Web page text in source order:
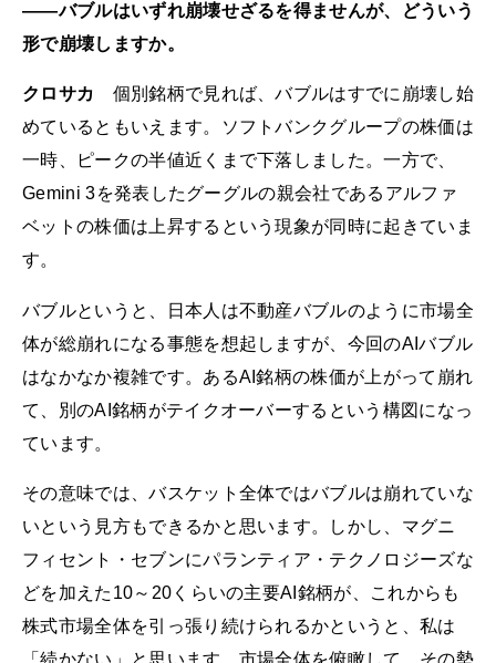
――バブルはいずれ崩壊せざるを得ませんが、どういう
形で崩壊しますか。
クロサカ 個別銘柄で見れば、バブルはすでに崩壊し始
めているともいえます。ソフトバンクグループの株価は
一時、ピークの半値近くまで下落しました。一方で、
Gemini 3を発表したグーグルの親会社であるアルファ
ベットの株価は上昇するという現象が同時に起きていま
す。
バブルというと、日本人は不動産バブルのように市場全
体が総崩れになる事態を想起しますが、今回のAIバブル
はなかなか複雑です。あるAI銘柄の株価が上がって崩れ
て、別のAI銘柄がテイクオーバーするという構図になっ
ています。
その意味では、バスケット全体ではバブルは崩れていな
いという見方もできるかと思います。しかし、マグニ
フィセント・セブンにパランティア・テクノロジーズな
どを加えた10～20くらいの主要AI銘柄が、これからも
株式市場全体を引っ張り続けられるかというと、私は
「続かない」と思います。市場全体を俯瞰して、その勢